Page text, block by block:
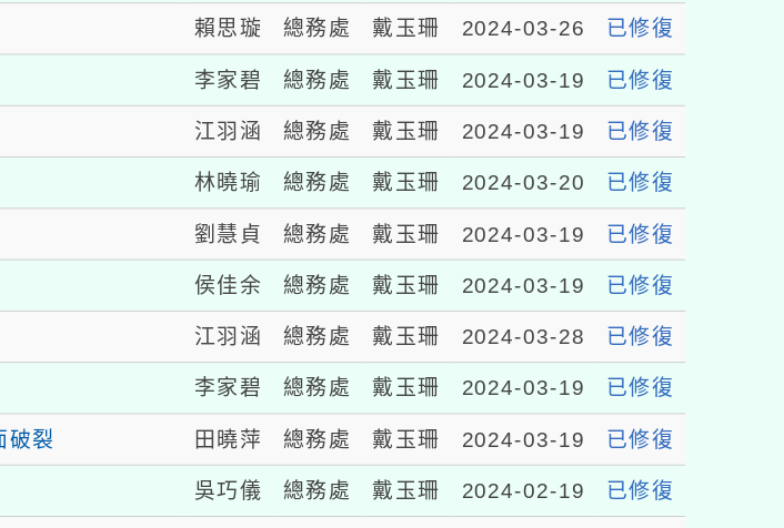
賴思璇 總務處 戴玉珊 2024-03-26 已修復
李家碧 總務處 戴玉珊 2024-03-19 已修復
江羽涵 總務處 戴玉珊 2024-03-19 已修復
林曉瑜 總務處 戴玉珊 2024-03-20 已修復
劉慧貞 總務處 戴玉珊 2024-03-19 已修復
侯佳余 總務處 戴玉珊 2024-03-19 已修復
江羽涵 總務處 戴玉珊 2024-03-28 已修復
李家碧 總務處 戴玉珊 2024-03-19 已修復
破裂 田曉萍 總務處 戴玉珊 2024-03-19 已修復
吳巧儀 總務處 戴玉珊 2024-02-19 已修復